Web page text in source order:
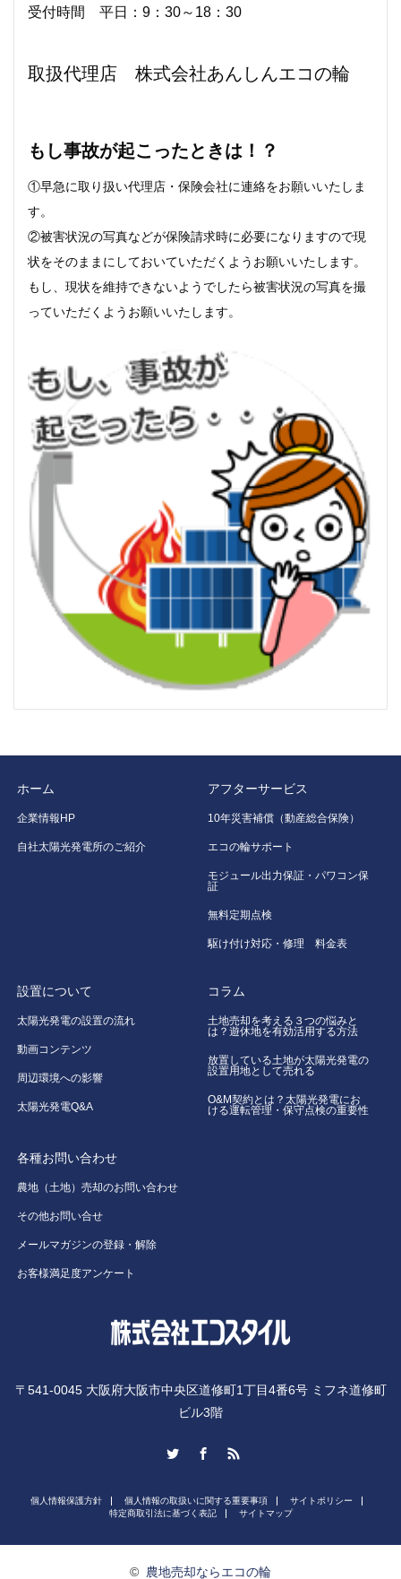
受付時間 平日：9：30～18：30
取扱代理店 株式会社あんしんエコの輪
もし事故が起こったときは！？
①早急に取り扱い代理店・保険会社に連絡をお願いいたしま
す。
②被害状況の写真などが保険請求時に必要になりますので現
状をそのままにしておいていただくようお願いいたします。
もし、現状を維持できないようでしたら被害状況の写真を撮
っていただくようお願いいたします。
ホーム
企業情報HP
自社太陽光発電所のご紹介
アフターサービス
10年災害補償（動産総合保険）
エコの輪サポート
モジュール出力保証・パワコン保
証
無料定期点検
駆け付け対応・修理 料金表
設置について
太陽光発電の設置の流れ
動画コンテンツ
周辺環境への影響
太陽光発電Q&A
コラム
土地売却を考える３つの悩みと
は？遊休地を有効活用する方法
放置している土地が太陽光発電の
設置用地として売れる
O&M契約とは？太陽光発電にお
ける運転管理・保守点検の重要性
各種お問い合わせ
農地（土地）売却のお問い合わせ
その他お問い合せ
メールマガジンの登録・解除
お客様満足度アンケート
〒541-0045 大阪府大阪市中央区道修町1丁目4番6号 ミフネ道修町
ビル3階
個人情報保護方針 個人情報の取扱いに関する重要事項
サイトポリシー
特定商取引法に基づく表記
サイトマップ
© 農地売却ならエコの輪